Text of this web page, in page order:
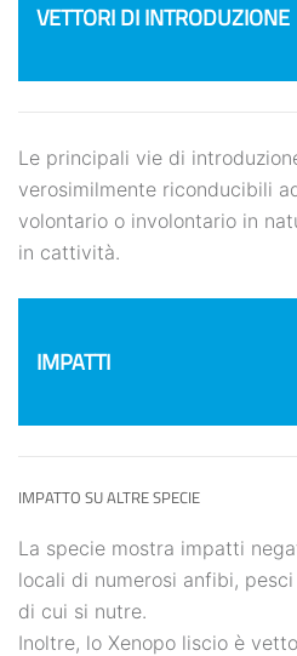
VETTORI DI INTRODUZIONE
Le principali vie di
verosimilmente riconducibili
volontario o involontario in
in cattività.
IMPATTI
IMPATTO SU ALTRE SPECIE
La specie mostra impatti
locali di numerosi anfibi,
di cui si nutre.
Inoltre, lo Xenopo liscio è